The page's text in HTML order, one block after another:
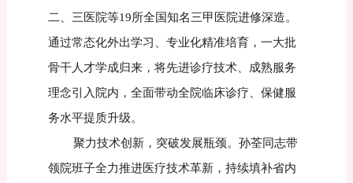
二、三医院等19所全国知名三甲医院进修深造。
通过常态化外出学习、专业化精准培育，一大批
骨干人才学成归来，将先进诊疗技术、成熟服务
理念引入院内，全面带动全院临床诊疗、保健服
务水平提质升级。
聚力技术创新，突破发展瓶颈。孙荃同志带
领院班子全力推进医疗技术革新，持续填补省内